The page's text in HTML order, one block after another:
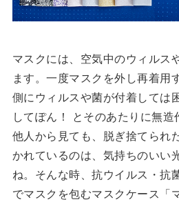
マスクには、空気中のウィルス
ます。一度マスクを外し再着用
側にウィルスや菌が付着しては
してぽん！ とそのあたりに無造
他人から見ても、脱ぎ捨てられ
かれているのは、気持ちのいい
ね。そんな時、抗ウイルス・抗
でマスクを包むマスクケース「